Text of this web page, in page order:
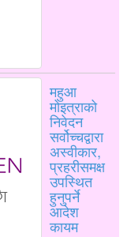
महुआ
मोइत्राको
निवेदन
सर्वोच्चद्वारा
अस्वीकार,
प्रहरीसमक्ष
उपस्थित
हुनुपर्ने
आदेश
कायम